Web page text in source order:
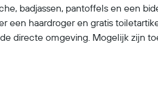
badjassen, pantoffels en een
een haardroger en gratis
directe omgeving. Mogelijk zijn